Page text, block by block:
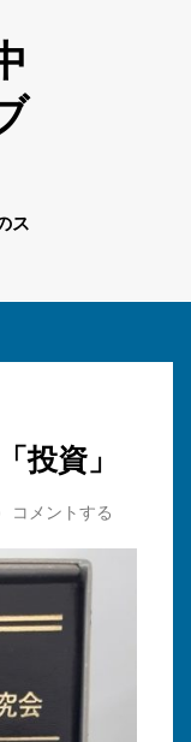
ス
投資」
コメントする